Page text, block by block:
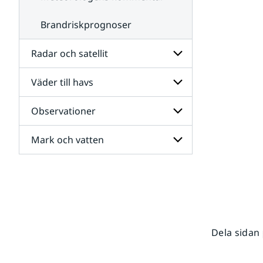
Brandriskprognoser
Radar och satellit
Undersidor
för
Radar
och
satellit
Väder till havs
Undersidor
för
Väder
till
havs
Observationer
Undersidor
för
Mark och vatten
Dela sidan